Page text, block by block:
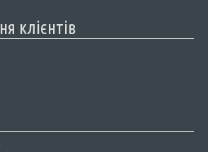
клієнтів